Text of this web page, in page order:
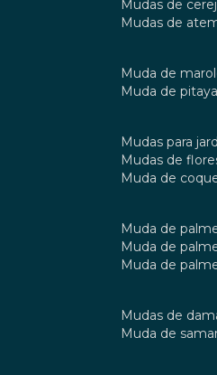
mudas de
mudas de
muda de
muda de pitaya
mudas para
mudas de
muda de
muda de
muda de
muda de
mudas de
muda de